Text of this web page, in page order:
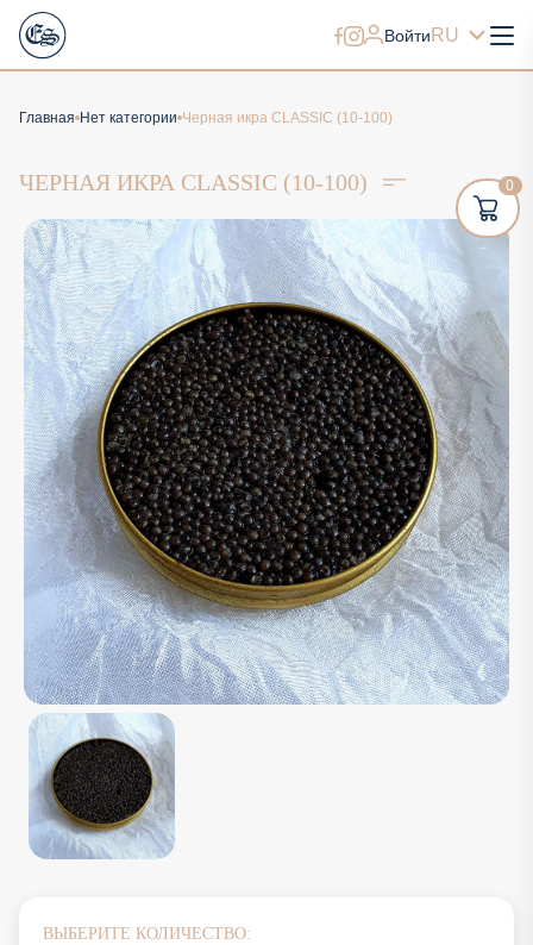
Войти RU
Главная Нет категории Черная икра CLASSIC (10-100)
ЧЕРНАЯ ИКРА CLASSIC (10-100)
ВЫБЕРИТЕ КОЛИЧЕСТВО:
0